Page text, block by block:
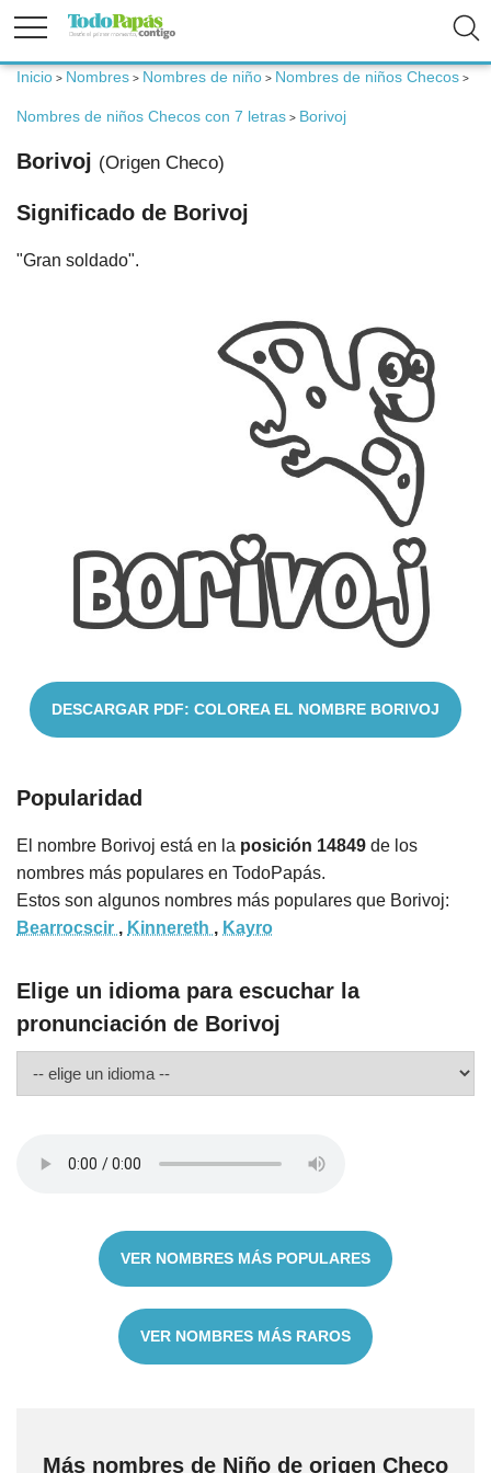
Embarazo
Inicio > Nombres > Nombres de niño > Nombres de niños Checos >
Nombres de niños Checos con 7 letras > Borivoj
Borivoj (Origen Checo)
Significado de Borivoj
"Gran soldado".
DESCARGAR PDF: COLOREA EL NOMBRE BORIVOJ
Popularidad
El nombre Borivoj está en la posición 14849 de los
nombres más populares en TodoPapás.
Estos son algunos nombres más populares que Borivoj:
Bearrocscir , Kinnereth , Kayro
Elige un idioma para escuchar la
pronunciación de Borivoj
VER NOMBRES MÁS POPULARES
VER NOMBRES MÁS RAROS
Más nombres de Niño de origen Checo